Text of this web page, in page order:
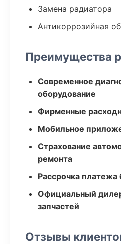
Замена радиатора
Антикоррозийная
Преимущества
Современное
оборудование
Фирменные
Мобильное
Страхование
ремонта
Рассрочка платежа
Официальный
запчастей
Отзывы